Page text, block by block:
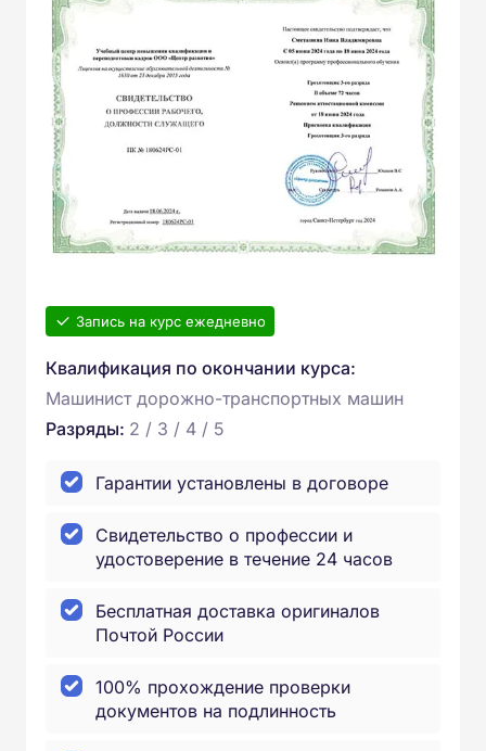
Запись на курс ежедневно
Квалификация по окончании курса:
Машинист дорожно-транспортных машин
Разряды: 2 / 3 / 4 / 5
Гарантии установлены в договоре
Свидетельство о профессии и
удостоверение в течение 24 часов
Бесплатная доставка оригиналов
Почтой России
100% прохождение проверки
документов на подлинность